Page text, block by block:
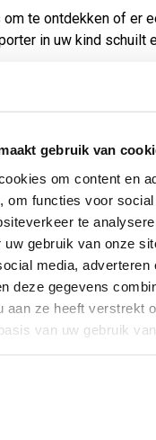
gebruik van
om content en
om functies voor
te
uw gebruik van onze
media, adverteren
deze gegevens
aan ze heeft verstrekt
van uw gebruik
om te ontdekken of er
in uw kind schuilt
jaar en lopen door naar